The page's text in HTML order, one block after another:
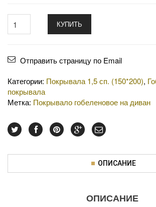
КУПИТЬ
Отправить страницу по Email
Категории: Покрывала 1,5 сп. (150*200),
покрывала
Метка: Покрывало гобеленовое на диван
ОПИСАНИЕ
ОПИСАНИЕ